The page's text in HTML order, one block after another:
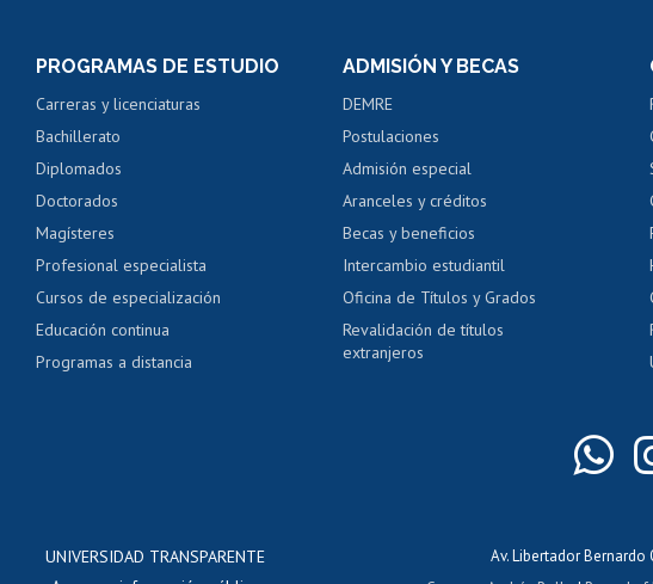
Servicio médico y dental
Pago de arancel y crédito alumnos
Pago de arancel y crédito exalumnos
Certificado de títulos y grados
Mi Uchile Ayuda
PROGRAMAS DE ESTUDIO
Carreras y licenciaturas
Bachillerato
Diplomados
Doctorados
Magísteres
Profesional especialista
Cursos de especialización
Educación continua
Programas a distancia
ADMISIÓN Y BECAS
DEMRE
Postulaciones
Admisión especial
Aranceles y créditos
Becas y beneficios
Intercambio estudiantil
Oficina de Títulos y Grados
Revalidación de títulos
extranjeros
UNIVERSIDAD TRANSPARENTE
Av. Libertador Bernardo